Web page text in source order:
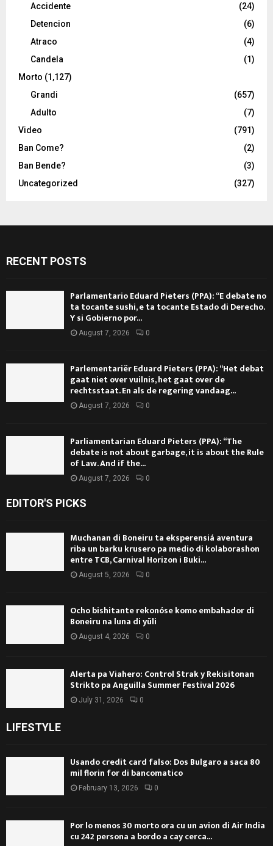
Accidente
(24)
Detencion
(6)
Atraco
(4)
Candela
(1)
Morto (1,127)
Grandi
(657)
Adulto
(7)
Video
(791)
Ban Come?
(2)
Ban Bende?
(3)
Uncategorized
(327)
RECENT POSTS
Parlamentario Eduard Pieters (PPA): “E debate no
ta tocante sushi, e ta tocante Estado di Derecho.
Y si Gobierno por...
August 7, 2026 0
Parlementariër Eduard Pieters (PPA): “Het debat
gaat niet over vuilnis, het gaat over de
rechtsstaat. En als de regering vandaag...
August 7, 2026 0
Parliamentarian Eduard Pieters (PPA): “The
debate is not about garbage, it is about the Rule
of Law. And if the...
August 7, 2026 0
EDITOR'S PICKS
Muchanan di Boneiru ta eksperensiá aventura
riba un barku krusero pa medio di kolaborashon
entre TCB, Carnival Horizon i Buki...
August 5, 2026 0
Ocho bishitante rekonóse komo embahador di
Boneiru na luna di yüli
August 4, 2026 0
Alerta pa Viahero: Control Strak y Rekisitonan
Strikto pa Anguilla Summer Festival 2026
July 31, 2026 0
LIFESTYLE
Usando credit card falso: Dos Bulgaro a saca 80
mil florin for di bancomatico
February 13, 2026 0
Por lo menos 30 morto ora cu un avion di Air India
cu 242 persona a bordo a cay cerca...